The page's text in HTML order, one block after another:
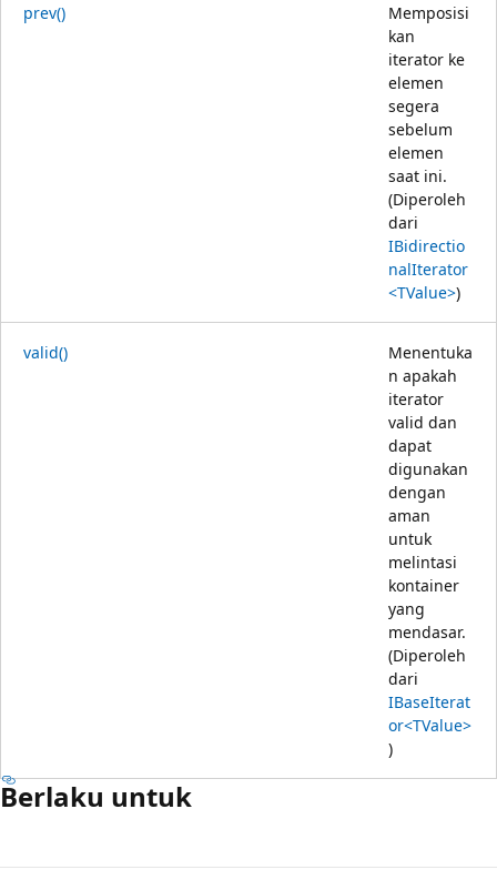
prev()
Memposisi
kan
iterator ke
elemen
segera
sebelum
elemen
saat ini.
(Diperoleh
dari
IBidirectio
nalIterator
<TValue>)
valid()
Menentuka
n apakah
iterator
valid dan
dapat
digunakan
dengan
aman
untuk
melintasi
kontainer
yang
mendasar.
(Diperoleh
dari
IBaseIterat
or<TValue>
)
Berlaku untuk